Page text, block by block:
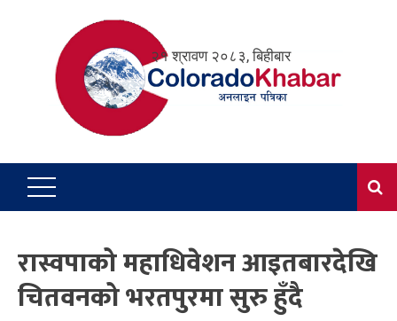
२१ श्रावण २०८३, बिहीबार
रास्वपाको महाधिवेशन आइतबारदेखि
चितवनको भरतपुरमा सुरु हुँदै